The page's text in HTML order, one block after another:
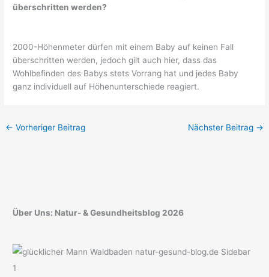
überschritten werden?
2000-Höhenmeter dürfen mit einem Baby auf keinen Fall
überschritten werden, jedoch gilt auch hier, dass das
Wohlbefinden des Babys stets Vorrang hat und jedes Baby
ganz individuell auf Höhenunterschiede reagiert.
← Vorheriger Beitrag Nächster Beitrag →
Über Uns: Natur- & Gesundheitsblog 2026